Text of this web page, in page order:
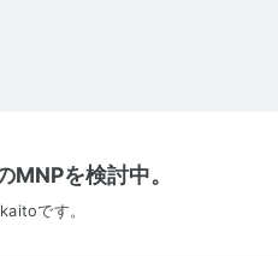
MNPを検討中。
です。